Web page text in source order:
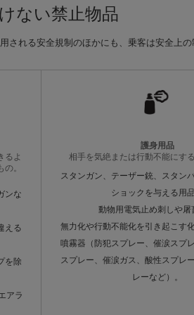
ない禁止物品
される安全規制のほかにも、乗客は安全上
るよ
。
ンな
える
を除
アラ
護身用品
相手を気絶または行動不能にす
スタンガン、テーザー銃、スタン
ショックを与える用品
動物用電気止め刺しや屠
無力化や行動不能化を引き起こす
噴霧器（防犯スプレー、催涙スプ
スプレー、催涙ガス、酸性スプレ
レーなど）。